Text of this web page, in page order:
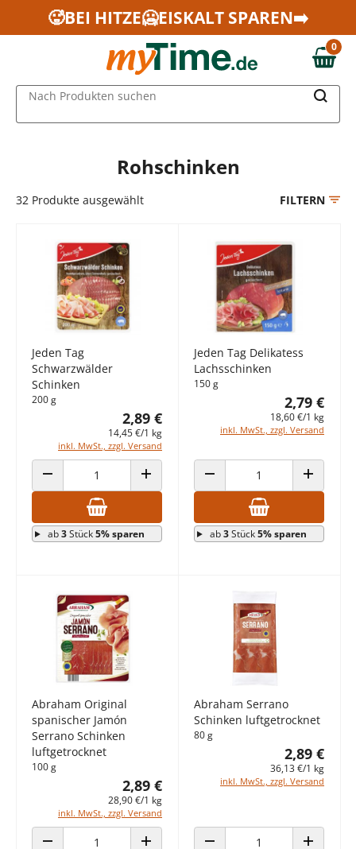
Zum Hauptinhalt springen
Zur Navigation springen
Zur Suche springen
🥵BEI HITZE🥶EISKALT SPAREN➡️
0,00 €
0
Nach Produkten suchen
Rohschinken
32 Produkte ausgewählt FILTERN
Jeden Tag
Schwarzwälder
Schinken
200 g
2,89 €
14,45 €/1 kg
inkl. MwSt., zzgl. Versand
ANZAHL VERRINGERN ANZAHL ERHÖHEN
ab3Stück5% sparen
Jeden Tag Delikatess
Lachsschinken
150 g
2,79 €
18,60 €/1 kg
inkl. MwSt., zzgl. Versand
ANZAHL VERRINGERN ANZAHL
ab3Stück5% sparen
Abraham Original
spanischer Jamón
Serrano Schinken
luftgetrocknet
100 g
2,89 €
28,90 €/1 kg
inkl. MwSt., zzgl. Versand
Abraham Serrano
Schinken luftgetrocknet
80 g
2,89 €
36,13 €/1 kg
inkl. MwSt., zzgl. Versand